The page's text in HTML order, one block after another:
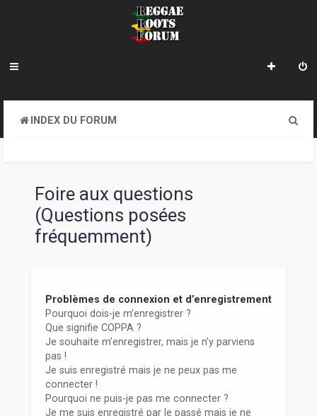
INDEX DU FORUM
Foire aux questions
(Questions posées
fréquemment)
Problèmes de connexion et d’enregistrement
Pourquoi dois-je m’enregistrer ?
Que signifie COPPA ?
Je souhaite m’enregistrer, mais je n’y parviens
pas !
Je suis enregistré mais je ne peux pas me
connecter !
Pourquoi ne puis-je pas me connecter ?
Je me suis enregistré par le passé mais je ne